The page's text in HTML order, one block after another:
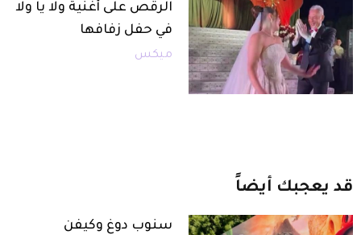
الرقص على أغنية ولا يا ولا
في حفل زفافها
ميكس
قد يعجبك أيضاً
سنوب دوغ وكيفن